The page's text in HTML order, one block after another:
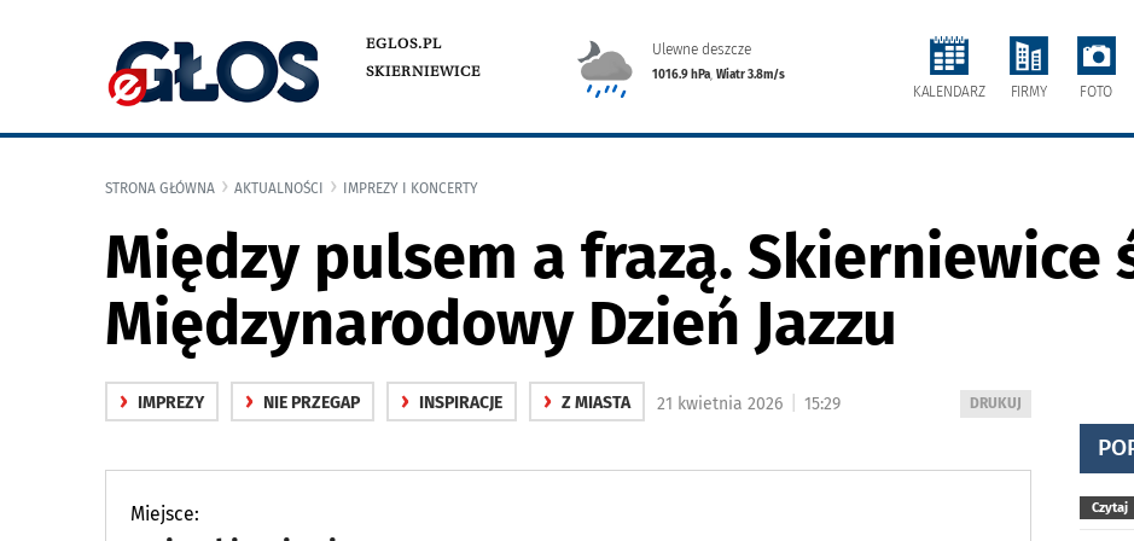
EGLOS.PL
SKIERNIEWICE
Ulewne deszcze
1016.9 hPa,Wiatr 3.8m/s
KALENDARZ FIRMY FOTO
STRONA GŁÓWNA AKTUALNOŚCI IMPREZY I KONCERTY
Między pulsem a frazą. Skierniewice
Międzynarodowy Dzień Jazzu
› IMPREZY › NIE PRZEGAP › INSPIRACJE › Z MIASTA
WYDRUKUJ
DRUKUJ
21 kwietnia 2026 15:29
Miejsce: Czytaj